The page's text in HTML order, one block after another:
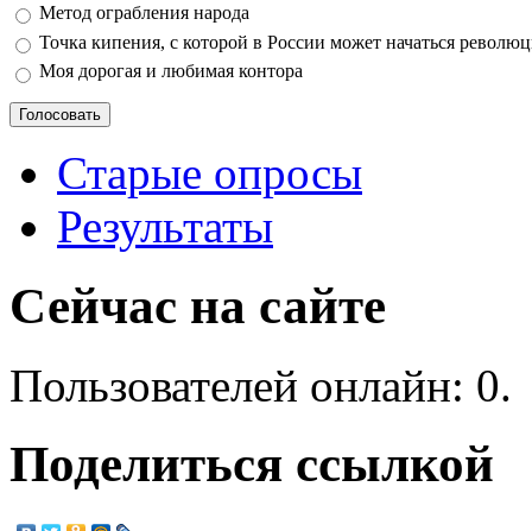
Метод ограбления народа
Точка кипения, с которой в России может начаться
Моя дорогая и любимая контора
Старые опросы
Результаты
Сейчас на сайте
Пользователей онлайн: 0.
Поделиться ссылкой